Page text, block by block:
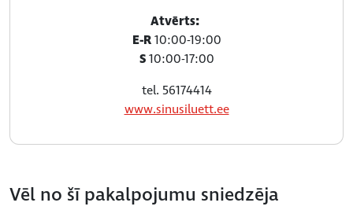
Atvērts:
E-R10:00-19:00
S10:00-17:00
tel. 56174414
www.sinusiluett.ee
Vēl no šī pakalpojumu sniedzēja